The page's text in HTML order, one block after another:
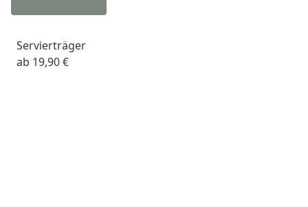
Servierträger
ab 19,90 €